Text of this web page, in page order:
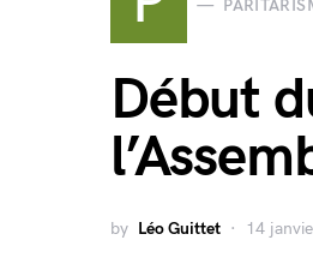
Début
by Léo Guittet 14